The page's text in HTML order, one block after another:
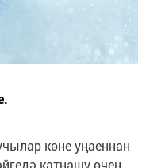
көне уңаеннан